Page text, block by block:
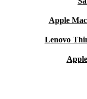
Apple
Lenovo